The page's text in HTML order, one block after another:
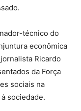
técnico do
econômica
Ricardo
da Força
sociais na
sociedade.